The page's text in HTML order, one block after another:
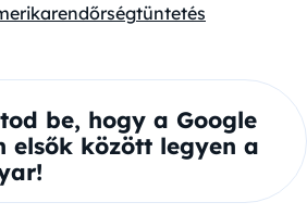
rendőrségtüntetés
be, hogy a Google
elsők között legyen a